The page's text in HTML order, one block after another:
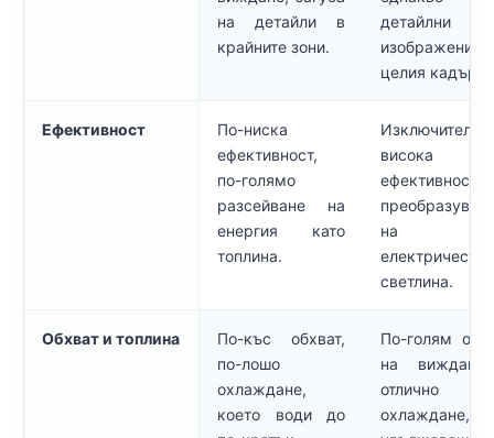
на детайли в
крайните зони.
детайлни
целия кадър.
Ефективност
По-ниска
ефективност,
по-голямо
разсейване на
енергия като
топлина.
Изключително
висока
на
светлина.
Обхват и топлина
По-къс обхват,
по-лошо
охлаждане,
което води до
По-голям
на
отлично
охлаждане,